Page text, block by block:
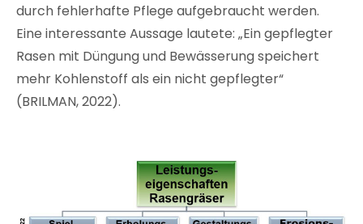
durch fehlerhafte Pflege aufgebraucht werden.
Eine interessante Aussage lautete: „Ein gepflegter
Rasen mit Düngung und Bewässerung speichert
mehr Kohlenstoff als ein nicht gepflegter“
(BRILMAN, 2022).